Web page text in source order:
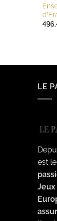
LE
est le
Jeux